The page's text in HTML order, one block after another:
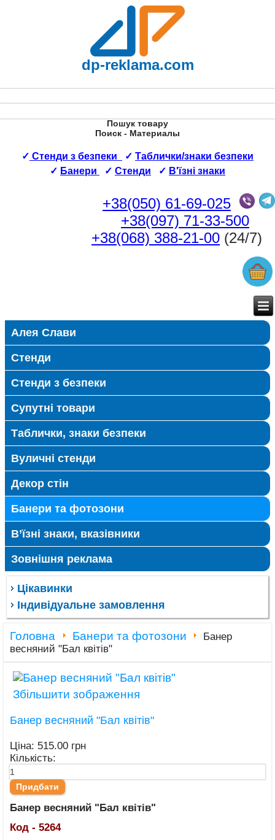
dp-reklama.com
Пошук товару
Поиск - Материалы
✓ Стенди з безпеки ✓ Таблички/знаки безпеки
✓ Банери ✓ Стенди ✓ В'їзні знаки
+38(050) 61-69-025
+38(097) 71-33-500
+38(068) 388-21-00 (24/7)
Алея Слави
Стенди
Стенди з безпеки
Супутні товари
Таблички, знаки безпеки
Вуличні стенди
Декор стін
Банери та фотозони
В’їзні знаки, вказівники
Зовнішня реклама
Цікавинки
Індивідуальне замовлення
Головна Банери та фотозони
Банер
весняний "Бал квітів"
Збільшити зображення
Банер весняний "Бал квітів"
Ціна: 515.00 грн
Кількість:
Банер весняний "Бал квітів"
Код - 5264